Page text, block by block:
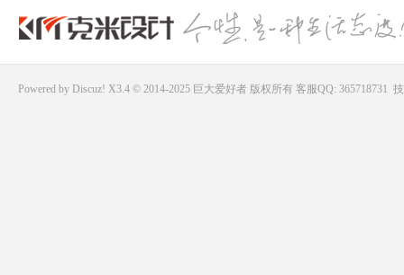
Powered by Discuz! X3.4 © 2014-2025 巨大爱好者版权所有 客服QQ: 365718731